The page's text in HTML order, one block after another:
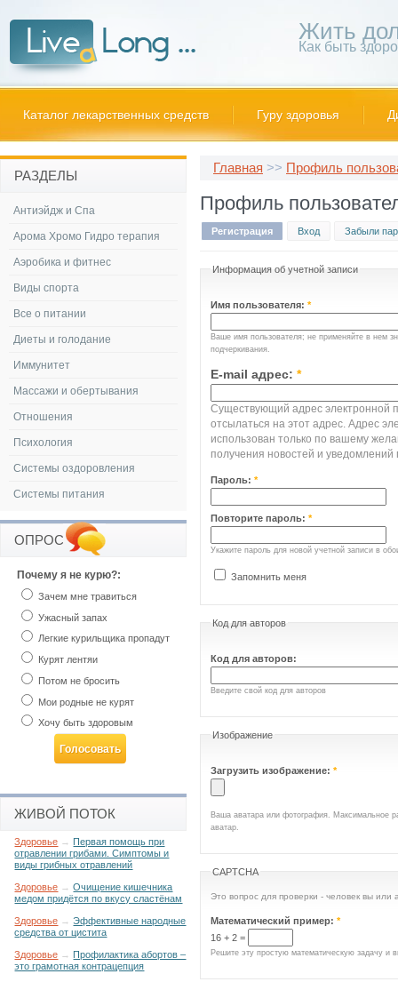
Жить
Как быть
Каталог лекарственных средств Гуру здоровья
Главная >> Профиль
Профиль
Регистрация Вход Забыли
Информация об учетной записи
Имя пользователя: *
Ваше имя пользователя; не применяйте в нем
подчеркивания.
E-mail адрес: *
Существующий адрес электронной
отсылаться на этот адрес. Адрес
использован только по вашему
получения новостей и уведомлений
Пароль: *
Повторите пароль: *
Укажите пароль для новой учетной записи в
Запомнить меня
Код для авторов
Код для авторов:
Введите свой код для авторов
Изображение
Загрузить изображение: *
Ваша аватара или фотография. Максимальное
аватар.
CAPTCHA
Это вопрос для проверки - человек вы или
Математический пример: *
16 + 2 =
Решите эту простую математическую задачу и
РАЗДЕЛЫ
Антиэйдж и Спа
Арома Хромо Гидро терапия
Аэробика и фитнес
Виды спорта
Все о питании
Диеты и голодание
Иммунитет
Массажи и обертывания
Отношения
Психология
Системы оздоровления
Системы питания
ОПРОС
Почему я не курю?:
Зачем мне травиться
Ужасный запах
Легкие курильщика пропадут
Курят лентяи
Потом не бросить
Мои родные не курят
Хочу быть здоровым
ЖИВОЙ ПОТОК
Здоровье → Первая помощь при
отравлении грибами. Симптомы и
виды грибных отравлений
Здоровье →Очищение кишечника
медом придётся по вкусу сластёнам
Здоровье →Эффективные народные
средства от цистита
Здоровье → Профилактика абортов –
это грамотная контрацепция